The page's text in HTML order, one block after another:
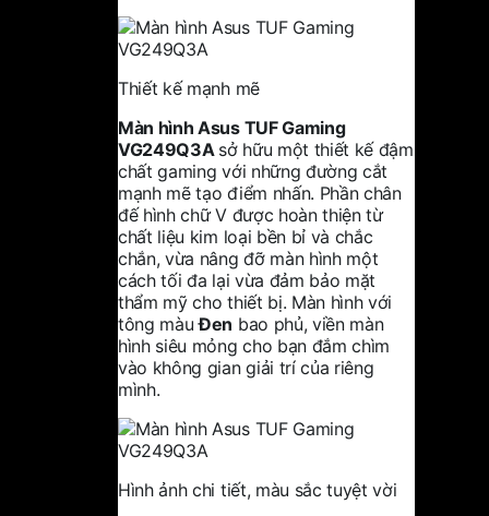
Thiết kế mạnh mẽ
Màn hình AsusTUF Gaming
VG249Q3A sở hữu một thiết kế đậm
chất gaming với những đường cắt
mạnh mẽ tạo điểm nhấn. Phần chân
đế hình chữ V được hoàn thiện từ
chất liệu kim loại bền bỉ và chắc
chắn, vừa nâng đỡ màn hình một
cách tối đa lại vừa đảm bảo mặt
thẩm mỹ cho thiết bị. Màn hình với
tông màuĐen bao phủ, viền màn
hình siêu mỏng cho bạn đắm chìm
vào không gian giải trí của riêng
mình.
Hình ảnh chi tiết, màu sắc tuyệt vời